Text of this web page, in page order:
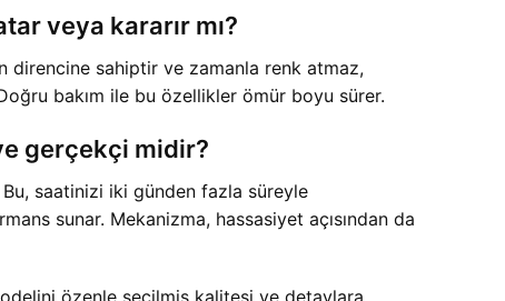
veya kararır mı?
direncine sahiptir ve zamanla renk atmaz,
bakım ile bu özellikler ömür boyu sürer.
gerçekçi midir?
saatinizi iki günden fazla süreyle
sunar. Mekanizma, hassasiyet açısından da
özenle seçilmiş kalitesi ve detaylara